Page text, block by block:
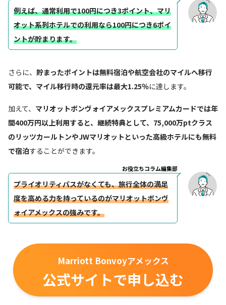
例えば、通常利用で100円につき3ポイント、マリ
オット系列ホテルでの利用なら100円につき6ポイ
ントが貯まります。
さらに、 貯まったポイントは無料宿泊や航空会社のマイルへ移行
可能で、マイル移行時の還元率は最大1.25％に達します。
加えて、 マリオットボンヴォイアメックスプレミアムカードでは年
間400万円以上利用すると、継続特典として、75,000万ptクラス
のリッツカールトンやJWマリオットといった高級ホテルにも無料
で宿泊することができます。
お役立ちコラム編集部
プライオリティパスがなくても、旅行全体の満足
度を高める力を持っているのがマリオットボンヴ
ォイアメックスの強みです。
Marriott Bonvoyアメックス
公式サイトで申し込む